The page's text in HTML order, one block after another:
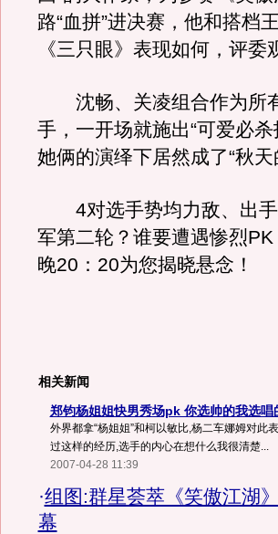
路“血拼”进决赛，他和搭档
《三只眼》表现如何，评
沈畅、关凌组合作为所
手，一开场就施出“可爱必
她俩的演绎下居然成了“秋
4对选手势均力敌、出手
军第二轮？谁要遭遇惨烈
晚20：20为您揭晓悬念！
相关新闻
郑钧杨姐姐快男秀场pk 你选帅的我选唱
外界都拿“杨姐姐”和柯以敏比,杨二车娜姆对此
过这样的经历,选手的内心在想什么我很清楚...
2007-04-28 11:39
·组图:群星荟萃《笑傲江湖
幕